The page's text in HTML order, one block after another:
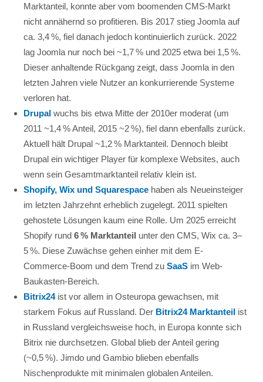
Marktanteil, konnte aber vom boomenden CMS-Markt
nicht annähernd so profitieren. Bis 2017 stieg Joomla auf
ca. 3,4 %, fiel danach jedoch kontinuierlich zurück. 2022
lag Joomla nur noch bei ~1,7 % und 2025 etwa bei 1,5 %.
Dieser anhaltende Rückgang zeigt, dass Joomla in den
letzten Jahren viele Nutzer an konkurrierende Systeme
verloren hat.
Drupalwuchs bis etwa Mitte der 2010er moderat (um
2011 ~1,4 % Anteil, 2015 ~2 %), fiel dann ebenfalls zurück.
Aktuell hält Drupal ~1,2 % Marktanteil. Dennoch bleibt
Drupal ein wichtiger Player für komplexe Websites, auch
wenn sein Gesamtmarktanteil relativ klein ist.
Shopify, Wix und Squarespacehaben als Neueinsteiger
im letzten Jahrzehnt erheblich zugelegt. 2011 spielten
gehostete Lösungen kaum eine Rolle. Um 2025 erreicht
Shopify rund 6 % Marktanteil unter den CMS​, Wix ca. 3–
5 %. Diese Zuwächse gehen einher mit dem E-
Commerce-Boom und dem Trend zu SaaSim Web-
Baukasten-Bereich.
Bitrix24ist vor allem in Osteuropa gewachsen, mit
starkem Fokus auf Russland. Der Bitrix24 Marktanteilist
in Russland vergleichsweise hoch, in Europa konnte sich
Bitrix nie durchsetzen. Global blieb der Anteil gering
(~0,5 %). Jimdo und Gambio blieben ebenfalls
Nischenprodukte mit minimalen globalen Anteilen.